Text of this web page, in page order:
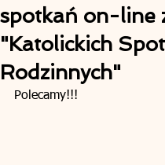
spotkań on-line
"Katolickich
Rodzinnych"
Polecamy!!!